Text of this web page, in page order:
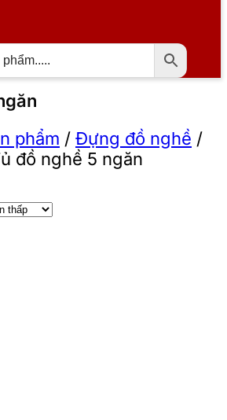
phẩm / Đựng đồ nghề /
đồ nghề 5 ngăn